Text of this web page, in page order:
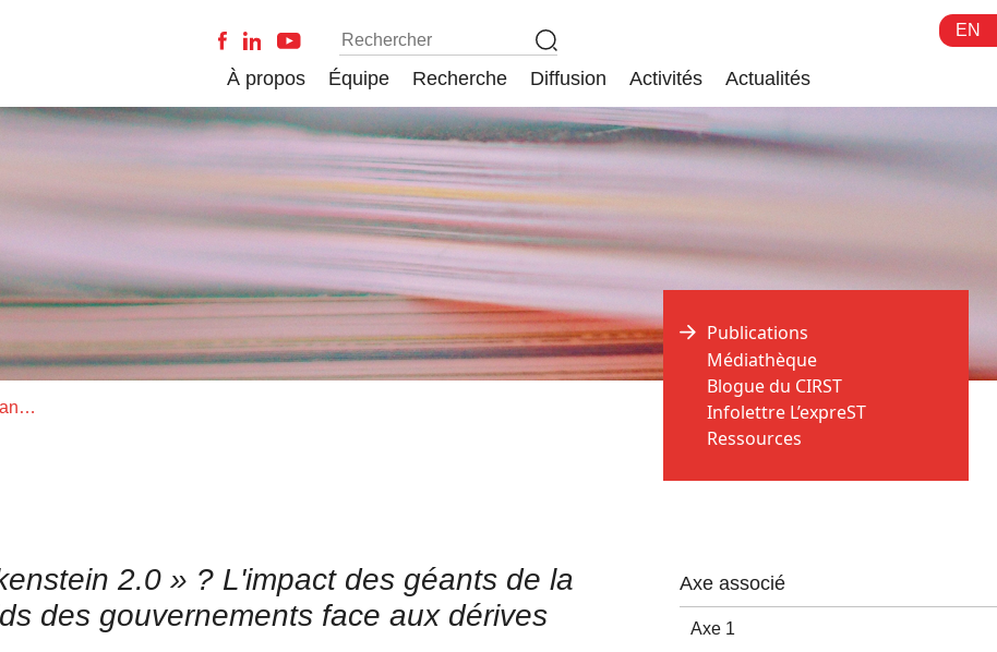
EN
À propos Équipe Recherche Diffusion Activités Actualités
Twitter ou l'avènement d'un « frankenstein 2.0 » ? L'impact des géants de la technologie sur la société et le poids des gouvernements face aux dérives technologiques
Publications
Médiathèque
Blogue du CIRST
Infolettre L’expreST
Ressources
2.0 » ? L'impact des géants de la
des gouvernements face aux dérives
Axe associé
Axe 1